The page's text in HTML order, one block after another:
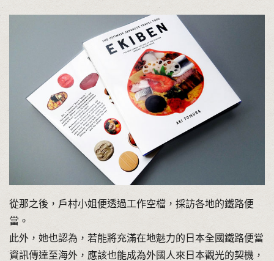
從那之後，戶村小姐便透過工作空檔，採訪各地的鐵路便
當。
此外，她也認為，若能將充滿在地魅力的日本全國鐵路便當
資訊傳達至海外，應該也能成為外國人來日本觀光的契機，